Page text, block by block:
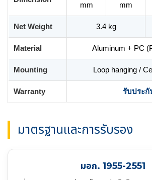
mm mm
Net Weight 3.4 kg
Material Aluminum + PC
Mounting Loop hanging /
Warranty รับประกั
มาตรฐานและการรับรอง
มอก. 1955-2551